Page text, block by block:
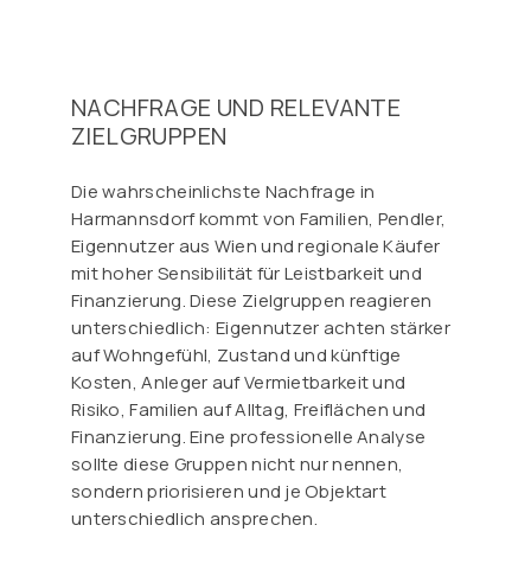
NACHFRAGE UND RELEVANTE
ZIELGRUPPEN
Die wahrscheinlichste Nachfrage in
Harmannsdorf kommt von Familien, Pendler,
Eigennutzer aus Wien und regionale Käufer
mit hoher Sensibilität für Leistbarkeit und
Finanzierung. Diese Zielgruppen reagieren
unterschiedlich: Eigennutzer achten stärker
auf Wohngefühl, Zustand und künftige
Kosten, Anleger auf Vermietbarkeit und
Risiko, Familien auf Alltag, Freiflächen und
Finanzierung. Eine professionelle Analyse
sollte diese Gruppen nicht nur nennen,
sondern priorisieren und je Objektart
unterschiedlich ansprechen.